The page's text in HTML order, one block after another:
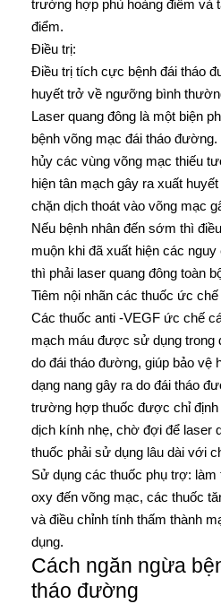
trường hợp phù hoàng điểm và
điểm.
Điều trị:
Điều trị tích cực bệnh đái tháo
huyết trở về ngưỡng bình
Laser quang đông là một biện
bệnh võng mạc đái tháo
hủy các vùng võng mạc thiếu
hiện tân mạch gây ra xuất
chặn dịch thoát vào võng mạc
Nếu bệnh nhân đến sớm thì
muộn khi đã xuất hiện các
thì phải laser quang đông toàn
Tiêm nội nhãn các thuốc ức
Các thuốc anti -VEGF ức chế
mạch máu được sử dụng trong
do đái tháo đường, giúp bảo vệ
dạng nang gây ra do đái tháo
trường hợp thuốc được chỉ
dịch kính nhẹ, chờ đợi để laser
thuốc phải sử dụng lâu dài với
Sử dụng các thuốc phụ trợ: làm
oxy đến võng mạc, các thuốc
và điều chỉnh tính thấm thành
dụng.
Cách ngăn ngừa
tháo đường